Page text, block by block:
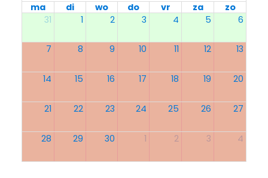
ma di wo do vr za
zo
31
1 2 3 4 5 6
7 8 9 10 11 12 13
14 15 16 17 18 19 20
21 22 23 24 25 26 27
28 29 30 1 2 3 4